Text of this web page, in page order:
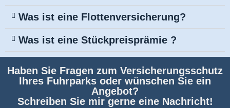
Was ist eine Flottenversicherung?
Was ist eine Stückpreisprämie ?
Haben Sie Fragen zum Versicherungsschutz
Ihres Fuhrparks oder wünschen Sie ein
Angebot?
Schreiben Sie mir gerne eine Nachricht!